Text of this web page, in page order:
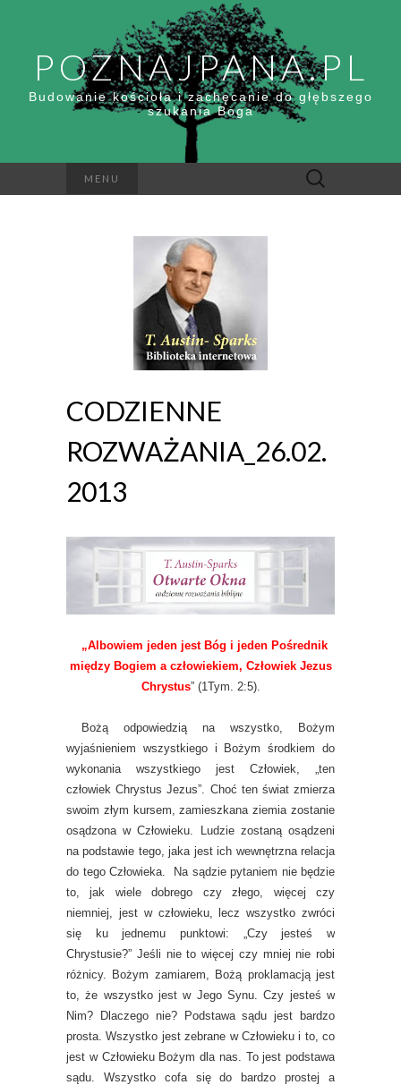
POZNAJPANA.PL
Budowanie kościoła i zachęcanie do głębszego
szukania Boga
MENU Szukaj:
CODZIENNE
ROZWAŻANIA_26.02.
2013
„Albowiem jeden jest Bóg i jeden Pośrednik
między Bogiem a człowiekiem, Człowiek Jezus
Chrystus” (1Tym. 2:5).
Bożą odpowiedzią na wszystko, Bożym
wyjaśnieniem wszystkiego i Bożym środkiem do
wykonania wszystkiego jest Człowiek, „ten
człowiek Chrystus Jezus”. Choć ten świat zmierza
swoim złym kursem, zamieszkana ziemia zostanie
osądzona w Człowieku. Ludzie zostaną osądzeni
na podstawie tego, jaka jest ich wewnętrzna relacja
do tego Człowieka. Na sądzie pytaniem nie będzie
to, jak wiele dobrego czy złego, więcej czy
niemniej, jest w człowieku, lecz wszystko zwróci
się ku jednemu punktowi: „Czy jesteś w
Chrystusie?” Jeśli nie to więcej czy mniej nie robi
różnicy. Bożym zamiarem, Bożą proklamacją jest
to, że wszystko jest w Jego Synu. Czy jesteś w
Nim? Dlaczego nie? Podstawa sądu jest bardzo
prosta. Wszystko jest zebrane w Człowieku i to, co
jest w Człowieku Bożym dla nas. To jest podstawa
sądu. Wszystko cofa się do bardzo prostej a